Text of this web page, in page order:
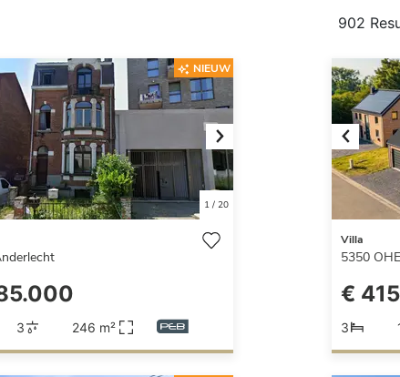
902
Next
1/ 20
NIEUW
3 246 m²
Villa
5350
€
3